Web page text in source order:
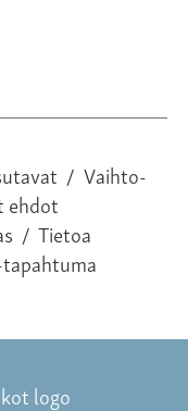
/ Vaihto-
ehdot
/ Tietoa